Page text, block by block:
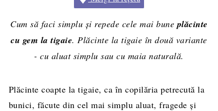
Cum să faci simplu și repede cele mai bune plăcinte
cu gem la tigaie. Plăcinte la tigaie în două variante
- cu aluat simplu sau cu maia naturală.
Plăcinte coapte la tigaie, ca în copilăria petrecută la
bunici, făcute din cel mai simplu aluat, fragede și